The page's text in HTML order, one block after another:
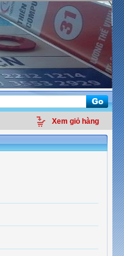
LINH KIỆN ĐIỆN TỬ MÁY TÍNH -
Xem giỏ hàng